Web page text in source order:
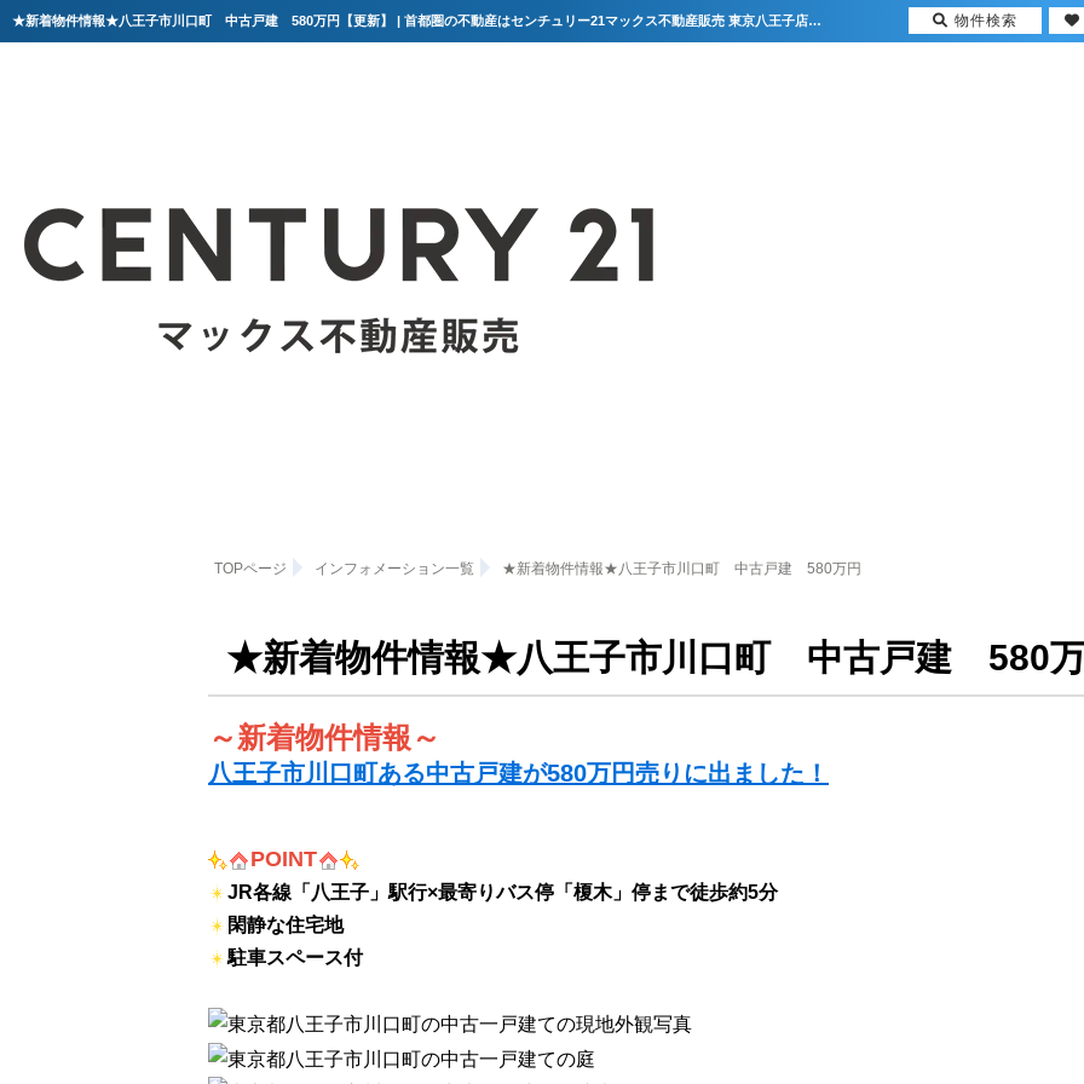
★新着物件情報★八王子市川口町 中古戸建 580万円【更新】 | 首都圏の不動産はセンチュリー21マックス不動産販売 東京八王子店・東京荻窪店
TOPページ インフォメーション一覧 ★新着物件情報★八王子市川口町 中古戸建 580万円
★新着物件情報★八王子市川口町 中古戸建 580
～新着物件情報～
八王子市川口町ある中古戸建が580万円売りに出ました！
POINT
JR各線「八王子」駅行×最寄りバス停「榎木」停まで徒歩約5分
閑静な住宅地
駐車スペース付
物件検索